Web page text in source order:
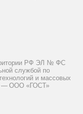
РФ ЭЛ № ФС
службой по
и массовых
— ООО «ГОСТ»